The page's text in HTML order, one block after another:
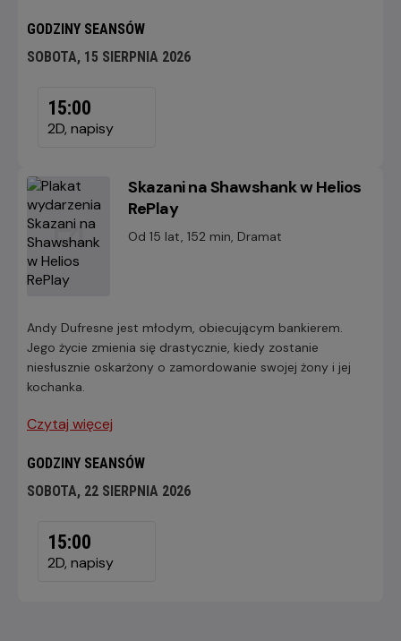
GODZINY SEANSÓW
SOBOTA, 15 SIERPNIA 2026
SIERPNIA
2026
15:00
2D, napisy
Skazani na Shawshank w Helios
RePlay
Od 15 lat, 152 min, Dramat
Andy Dufresne jest młodym, obiecującym bankierem.
Jego życie zmienia się drastycznie, kiedy zostanie
niesłusznie oskarżony o zamordowanie swojej żony i jej
kochanka.
Czytaj więcej
GODZINY SEANSÓW
SOBOTA, 22 SIERPNIA 2026
SIERPNIA
2026
15:00
2D, napisy